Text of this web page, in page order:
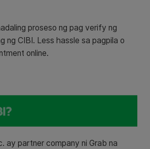
proseso ng pag verify ng
ng CIBI. Less hassle sa pagpila o
online.
ay partner company ni Grab na